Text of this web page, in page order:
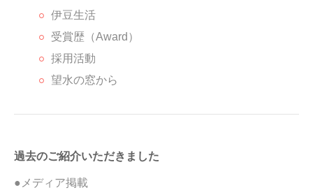
伊豆生活
受賞歴（Award）
採用活動
望水の窓から
過去のご紹介いただきました
●メディア掲載